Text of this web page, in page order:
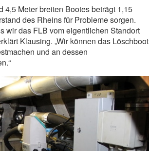
Meter breiten Bootes beträgt 1,15
des Rheins für Probleme sorgen.
wir das FLB vom eigentlichen Standort
Klausing. „Wir können das Löschboot
und an dessen